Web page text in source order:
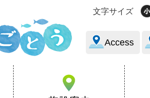
文字サイズ
Access